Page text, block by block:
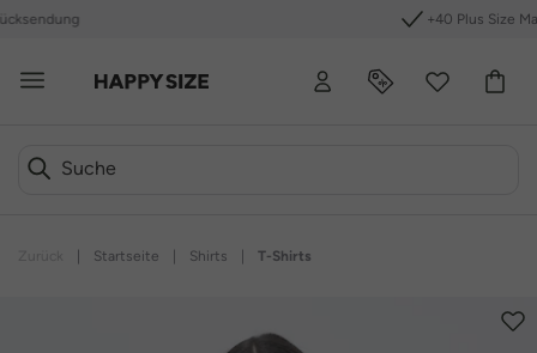
Startseite Shirts T-Shirts